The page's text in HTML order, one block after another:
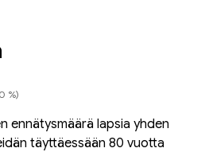
%)
ennätysmäärä lapsia yhden
täyttäessään 80 vuotta